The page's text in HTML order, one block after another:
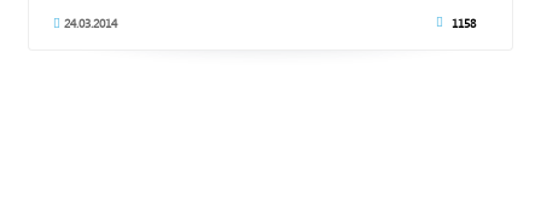
24.03.2014 1158